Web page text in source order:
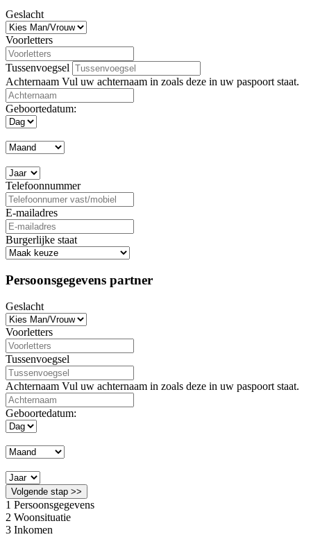
Geslacht
Voorletters
Tussenvoegsel
Achternaam Vul uw achternaam in zoals deze in uw paspoort staat.
Geboortedatum:
Telefoonnummer
E-mailadres
Burgerlijke staat
Persoonsgegevens partner
Geslacht
Voorletters
Tussenvoegsel
Achternaam Vul uw achternaam in zoals deze in uw paspoort staat.
Geboortedatum:
Volgende stap >>
1 Persoonsgegevens
2 Woonsituatie
3 Inkomen